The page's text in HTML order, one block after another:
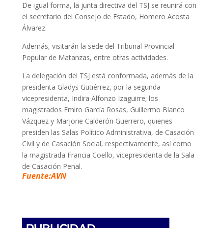
De igual forma, la junta directiva del TSJ se reunirá con
el secretario del Consejo de Estado, Homero Acosta
Álvarez.
Además, visitarán la sede del Tribunal Provincial
Popular de Matanzas, entre otras actividades.
La delegación del TSJ está conformada, además de la
presidenta Gladys Gutiérrez, por la segunda
vicepresidenta, Indira Alfonzo Izaguirre; los
magistrados Emiro García Rosas, Guillermo Blanco
Vázquez y Marjorie Calderón Guerrero, quienes
presiden las Salas Político Administrativa, de Casación
Civil y de Casación Social, respectivamente, así como
la magistrada Francia Coello, vicepresidenta de la Sala
de Casación Penal.
Fuente:AVN